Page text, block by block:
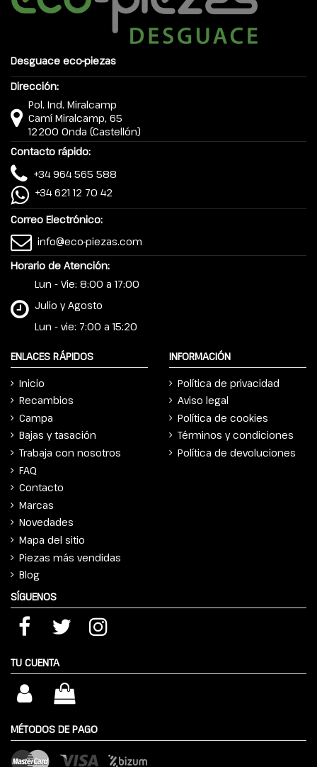
Desguace eco-piezas
Dirección:
Pol. Ind. Miralcamp
Camí Miralcamp, 65
12200 Onda (Castellón)
Contacto rápido:
+34 964 565 588
+34 621 12 70 42
Correo Electrónico:
info@eco-piezas.com
Horario de Atención:
Lun - Vie: 8:00 a 17:00
Julio y Agosto
Lun - vie: 7:00 a 15:20
ENLACES RÁPIDOS
Inicio
Recambios
Campa
Bajas y tasación
Trabaja con nosotros
FAQ
Contacto
Marcas
Novedades
Mapa del sitio
Piezas más vendidas
Blog
INFORMACIÓN
Política de privacidad
Aviso legal
Política de cookies
Términos y condiciones
Política de devoluciones
SÍGUENOS
TU CUENTA
MÉTODOS DE PAGO